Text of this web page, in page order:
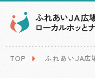
TOP ふれあいJA広